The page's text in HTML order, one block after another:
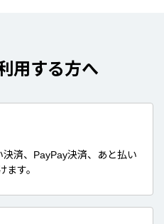
用する方へ
済、PayPay決済、あと払い
ます。